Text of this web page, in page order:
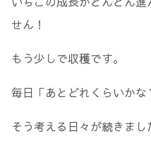
せん！
もう少しで収穫です。
毎日「あとどれくらいかな
そう考える日々が続きまし